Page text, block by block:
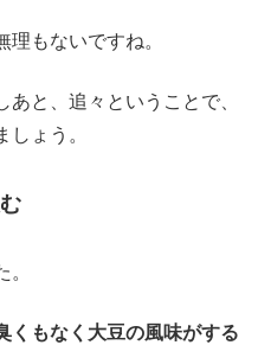
もないですね。
と、追々ということで、
ょう。
。
くもなく大豆の風味がする